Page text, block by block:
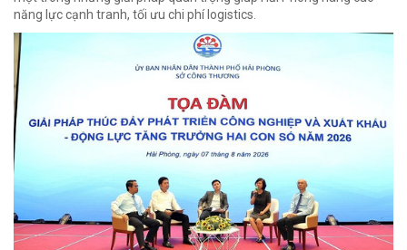
năng lực cạnh tranh, tối ưu chi phí logistics.